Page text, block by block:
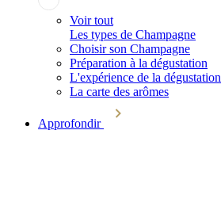
Voir tout
Les types de Champagne
Choisir son Champagne
Préparation à la dégustation
L'expérience de la dégustation
La carte des arômes
Approfondir